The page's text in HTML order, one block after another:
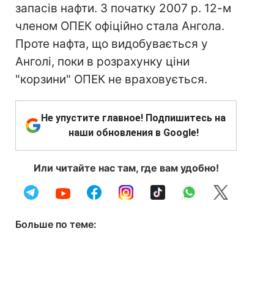
запасів нафти. З початку 2007 р. 12-м
членом ОПЕК офіційно стала Ангола.
Проте нафта, що видобувається у
Анголі, поки в розрахунку ціни
"корзини" ОПЕК не враховується.
Не упустите главное! Подпишитесь на
наши обновления в Google!
Или читайте нас там, где вам удобно!
Больше по теме: